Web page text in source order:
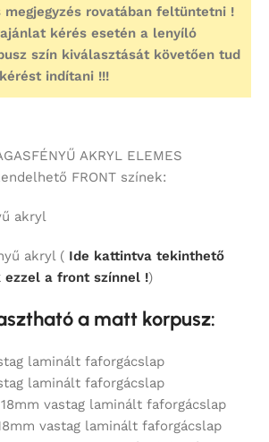
rovatában feltüntetni !
kérés esetén a lenyíló
szín kiválasztását követően tud
indítani !!!
AKRYL ELEMES
FRONT színek:
akryl
akryl ( Ide kattintva tekinthető
ezzel a front színnel !)
a matt korpusz:
laminált faforgácslap
laminált faforgácslap
18mm vastag laminált faforgácslap
vastag laminált faforgácslap